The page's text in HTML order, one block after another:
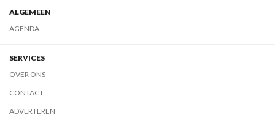
ALGEMEEN
AGENDA
SERVICES
OVER ONS
CONTACT
ADVERTEREN